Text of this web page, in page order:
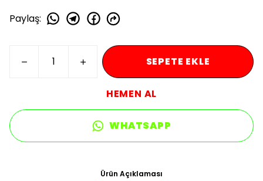
Paylaş:
SEPETE EKLE
HEMEN AL
WHATSAPP
Ürün Açıklaması